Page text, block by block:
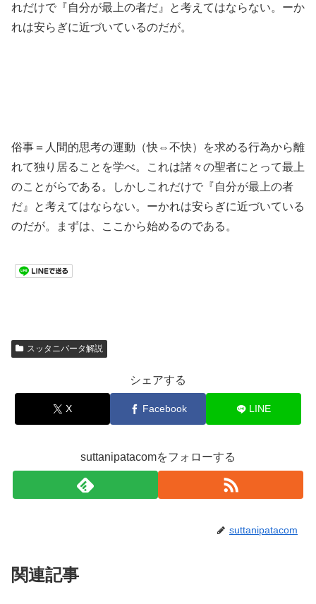
れだけで『自分が最上の者だ』と考えてはならない。ーか
れは安らぎに近づいているのだが。
俗事＝人間的思考の運動（快⇔不快）を求める行為から離
れて独り居ることを学べ。これは諸々の聖者にとって最上
のことがらである。しかしこれだけで『自分が最上の者
だ』と考えてはならない。ーかれは安らぎに近づいている
のだが。まずは、ここから始めるのである。
スッタニパータ解説
シェアする
X Facebook LINE
suttanipatacomをフォローする
suttanipatacom
関連記事